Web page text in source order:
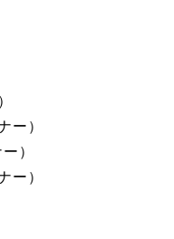
ー）
）
ー）